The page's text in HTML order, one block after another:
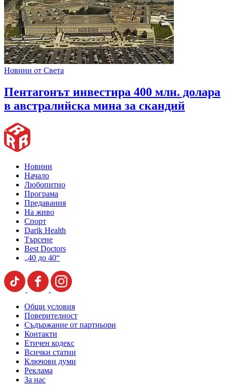
Новини от Света
Пентагонът инвестира 400 млн. долара
в австралийска мина за скандий
Новини
Начало
Любопитно
Програма
Предавания
На живо
Спорт
Darik Health
Търсене
Best Doctors
„40 до 40“
Общи условия
Поверителност
Съдържание от партньори
Контакти
Етичен кодекс
Всички статии
Ключови думи
Реклама
За нас